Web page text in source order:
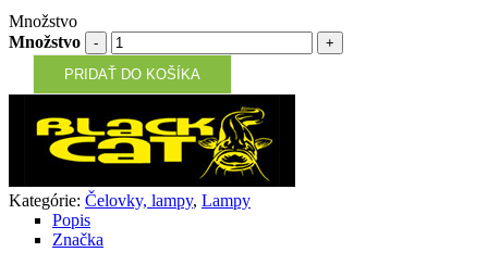
Množstvo
Množstvo
PRIDAŤ DO KOŠÍKA
Kategórie: Čelovky, lampy, Lampy
Popis
Značka